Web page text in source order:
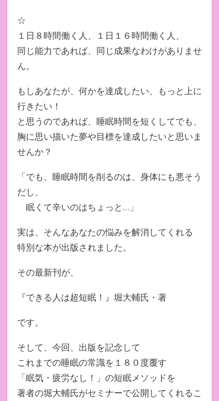
☆
１日８時間働く人、１日１６時間働く人、
同じ能力であれば、同じ成果なわけがありませ
ん。
もしあなたが、何かを達成したい、もっと上に
行きたい！
と思うのであれば、睡眠時間を短くしてでも、
胸に思い描いた夢や目標を達成したいと思いま
せんか？
「でも、睡眠時間を削るのは、身体にも悪そう
だし、
眠くて辛いのはちょっと…」
実は、そんなあなたの悩みを解消してくれる
特別な本が出版されました。
その最新刊が、
『できる人は超短眠！』堀大輔氏・著
です。
そして、今回、出版を記念して
これまでの睡眠の常識を１８０度覆す
「眠気・疲労なし！」の短眠メソッドを
著者の堀大輔氏がセミナーで公開してくれるこ